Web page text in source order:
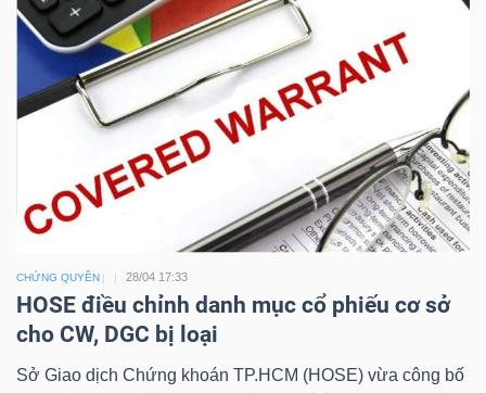
CHỨNG QUYỀN 28/04 17:33
HOSE điều chỉnh danh mục cổ phiếu cơ sở
cho CW, DGC bị loại
Sở Giao dịch Chứng khoán TP.HCM (HOSE) vừa công bố
tư